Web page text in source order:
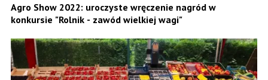
Agro Show 2022: uroczyste wręczenie nagród w
konkursie "Rolnik - zawód wielkiej wagi"